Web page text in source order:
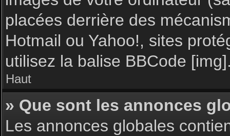
placées derrière des
Hotmail ou Yahoo!, sites
utilisez la balise BBCode
Haut
» Que sont les annonces
Les annonces globales